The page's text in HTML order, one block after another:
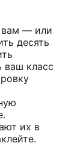
вам — или
десять
ваш класс
их в